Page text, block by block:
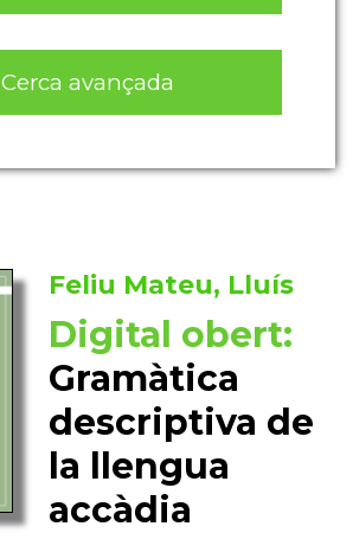
Cerca avançada
Feliu Mateu, Lluís
Digital obert:
Gramàtica
descriptiva de
la llengua
accàdia